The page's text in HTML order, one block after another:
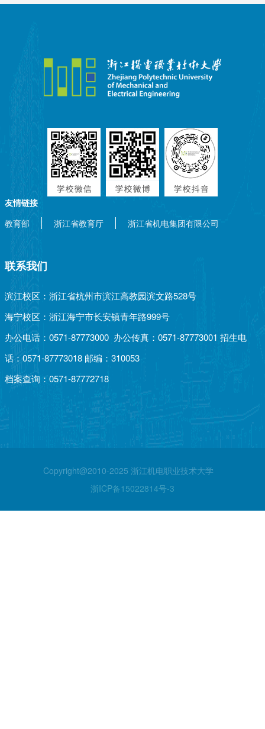
友情链接
教育部
浙江省教育厅 浙江省机电集团有限公司
联系我们
滨江校区：浙江省杭州市滨江高教园滨文路528号
海宁校区：浙江海宁市长安镇青年路999号
办公电话：0571-87773000 办公传真：0571-87773001 招生电
话：0571-87773018 邮编：310053
档案查询：0571-87772718
Copyright@2010-2025 浙江机电职业技术大学
浙ICP备15022814号-3